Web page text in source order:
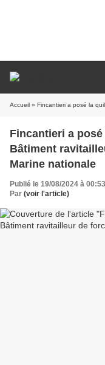
Accueil » Fincantieri a posé la quille du
Fincantieri a
Bâtiment
Marine nationale
Publié le 19/08/2024 à 00:53
Par (voir l'article)